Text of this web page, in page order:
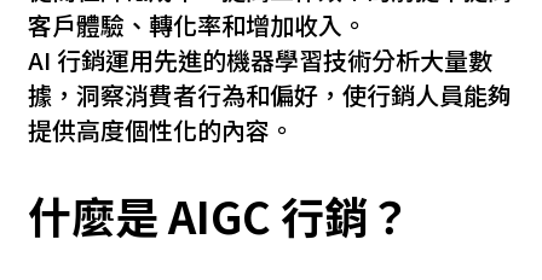
客戶體驗、轉化率和增加收入。
AI 行銷運用先進的機器學習技術分析大量數
據，洞察消費者行為和偏好，使行銷人員能夠
提供高度個性化的內容。
什麼是 AIGC 行銷？